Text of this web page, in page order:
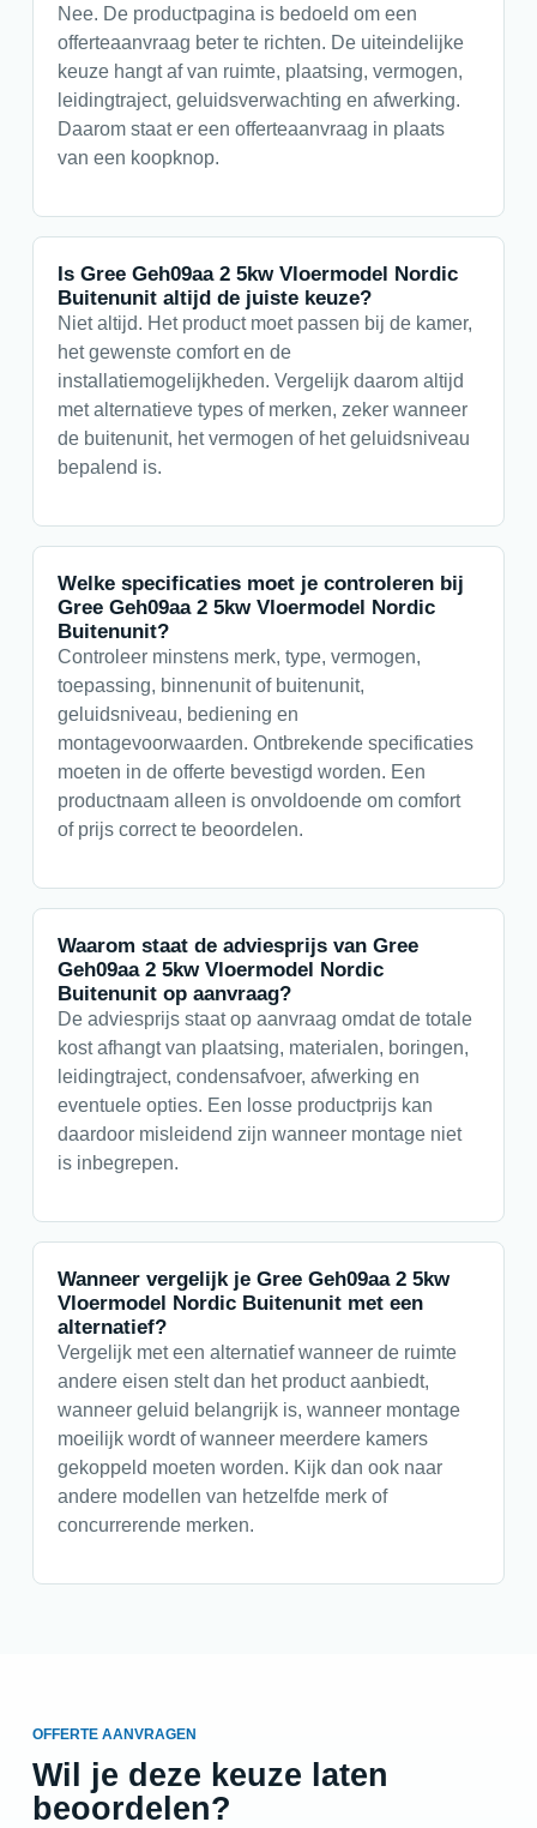
Nee. De productpagina is bedoeld om een
offerteaanvraag beter te richten. De uiteindelijke
keuze hangt af van ruimte, plaatsing, vermogen,
leidingtraject, geluidsverwachting en afwerking.
Daarom staat er een offerteaanvraag in plaats
van een koopknop.
Is Gree Geh09aa 2 5kw Vloermodel Nordic
Buitenunit altijd de juiste keuze?
Niet altijd. Het product moet passen bij de kamer,
het gewenste comfort en de
installatiemogelijkheden. Vergelijk daarom altijd
met alternatieve types of merken, zeker wanneer
de buitenunit, het vermogen of het geluidsniveau
bepalend is.
Welke specificaties moet je controleren bij
Gree Geh09aa 2 5kw Vloermodel Nordic
Buitenunit?
Controleer minstens merk, type, vermogen,
toepassing, binnenunit of buitenunit,
geluidsniveau, bediening en
montagevoorwaarden. Ontbrekende specificaties
moeten in de offerte bevestigd worden. Een
productnaam alleen is onvoldoende om comfort
of prijs correct te beoordelen.
Waarom staat de adviesprijs van Gree
Geh09aa 2 5kw Vloermodel Nordic
Buitenunit op aanvraag?
De adviesprijs staat op aanvraag omdat de totale
kost afhangt van plaatsing, materialen, boringen,
leidingtraject, condensafvoer, afwerking en
eventuele opties. Een losse productprijs kan
daardoor misleidend zijn wanneer montage niet
is inbegrepen.
Wanneer vergelijk je Gree Geh09aa 2 5kw
Vloermodel Nordic Buitenunit met een
alternatief?
Vergelijk met een alternatief wanneer de ruimte
andere eisen stelt dan het product aanbiedt,
wanneer geluid belangrijk is, wanneer montage
moeilijk wordt of wanneer meerdere kamers
gekoppeld moeten worden. Kijk dan ook naar
andere modellen van hetzelfde merk of
concurrerende merken.
OFFERTE AANVRAGEN
Wil je deze keuze laten
beoordelen?